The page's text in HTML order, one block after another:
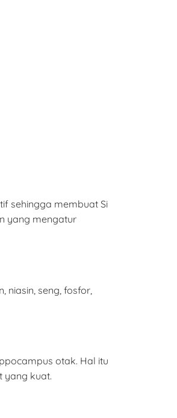
sehingga membuat Si
yang mengatur
niasin, seng, fosfor,
otak. Hal itu
yang kuat.